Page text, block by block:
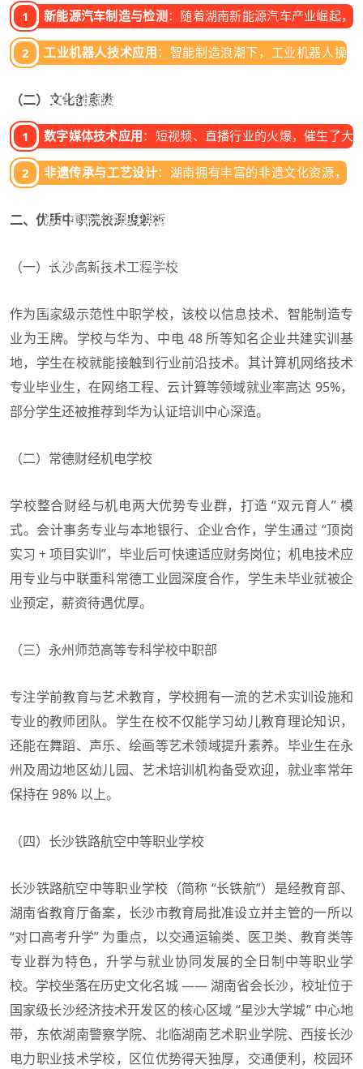
新能源汽车制造与检测 ：随着湖南新能源汽车产业崛起，
长沙比亚迪、株洲中车等企业对专业技术人才需求激增。
中职院校开设的该专业，学生不仅能学习新能源汽车的电
维修、检测等实操训练。毕业生入职车企技术岗位，月薪
起步可达 5000 元，且晋升空间大。
工业机器人技术应用：智能制造浪潮下，工业机器人操
当地智能制造企业联合办学，学生在校期间就能参与企
业真实项目，毕业后可直接进入三一重工、中联重科等
企业，从事机器人调试、维护等工作，职业前景十分广
阔。
（二）文化创意类
数字媒体技术应用：短视频、直播行业的火爆，催生了大
量数字媒体人才需求。长沙的中职院校开设该专业，课程
涵盖视频剪辑、动画制作、新媒体运营等内容。学生在校
联网企业，从事短视频编导、平面设计等工作，部分优秀
非遗传承与工艺设计：湖南拥有丰富的非遗文化资源，
阳、醴陵等地的中职院校开设相关专业，邀请非遗传承
计理念。毕业生可进入非遗工作室、文创企业，将传统
赢。
二、优质中职院校深度解析
（一）长沙高新技术工程学校
作为国家级示范性中职学校，该校以信息技术、智能制造专
业为王牌。学校与华为、中电 48 所等知名企业共建实训基
地，学生在校就能接触到行业前沿技术。其计算机网络技术
专业毕业生，在网络工程、云计算等领域就业率高达 95%，
部分学生还被推荐到华为认证培训中心深造。
（二）常德财经机电学校
学校整合财经与机电两大优势专业群，打造 “双元育人” 模
式。会计事务专业与本地银行、企业合作，学生通过 “顶岗
实习 + 项目实训”，毕业后可快速适应财务岗位；机电技术应
用专业与中联重科常德工业园深度合作，学生未毕业就被企
业预定，薪资待遇优厚。
（三）永州师范高等专科学校中职部
专注学前教育与艺术教育，学校拥有一流的艺术实训设施和
专业的教师团队。学生在校不仅能学习幼儿教育理论知识，
还能在舞蹈、声乐、绘画等艺术领域提升素养。毕业生在永
州及周边地区幼儿园、艺术培训机构备受欢迎，就业率常年
保持在 98% 以上。
（四）长沙铁路航空中等职业学校
长沙铁路航空中等职业学校（简称 “长铁航”）是经教育部、
湖南省教育厅备案，长沙市教育局批准设立并主管的一所以
“对口高考升学” 为重点，以交通运输类、医卫类、教育类等
专业群为特色，升学与就业协同发展的全日制中等职业学
校。学校坐落在历史文化名城 —— 湖南省会长沙，校址位于
国家级长沙经济技术开发区的核心区域 “星沙大学城” 中心地
带，东依湖南警察学院、北临湖南艺术职业学院、西接长沙
电力职业技术学校，区位优势得天独厚，交通便利，校园环